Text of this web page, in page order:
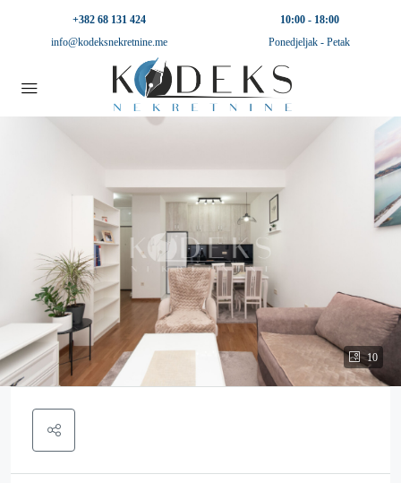
+382 68 131 424
info@kodeksnekretnine.me
10:00 - 18:00
Ponedjeljak - Petak
10